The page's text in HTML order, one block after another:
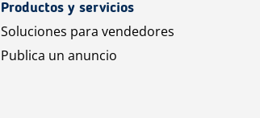
Productos y servicios
Soluciones para vendedores
Publica un anuncio